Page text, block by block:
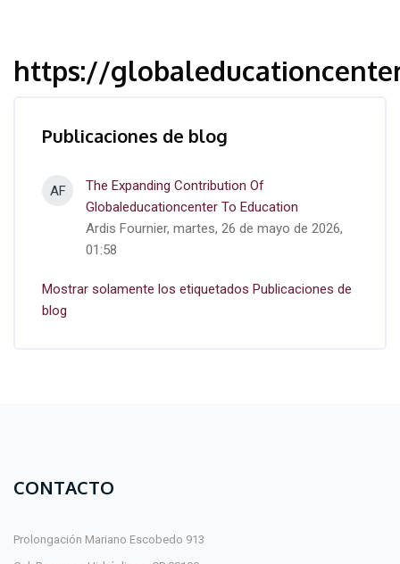
https://
Publicaciones de blog
AF
The Expanding Contribution Of
Globaleducationcenter To Education
Ardis Fournier, martes, 26 de mayo de 2026,
01:58
Mostrar solamente los etiquetados Publicaciones de
blog
CONTACTO
Prolongación Mariano Escobedo 913